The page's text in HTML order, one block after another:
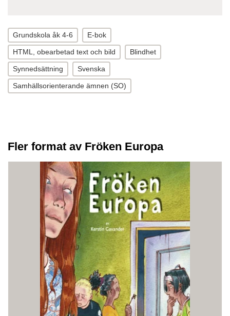
Grundskola åk 4-6 E-bok
HTML, obearbetad text och bild Blindhet
Synnedsättning Svenska
Samhällsorienterande ämnen (SO)
Fler format av Fröken Europa